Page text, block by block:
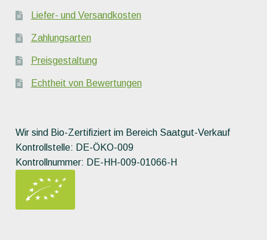
Liefer- und Versandkosten
Zahlungsarten
Preisgestaltung
Echtheit von Bewertungen
Wir sind Bio-Zertifiziert im Bereich Saatgut-Verkauf
Kontrollstelle: DE-ÖKO-009
Kontrollnummer: DE-HH-009-01066-H